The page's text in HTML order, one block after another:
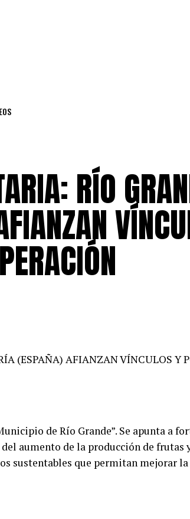
RÍO
(ESPAÑA) AFIANZAN VÍNCULOS Y
de Río Grande”. Se apunta a
aumento de la producción de frutas
sustentables que permitan mejorar